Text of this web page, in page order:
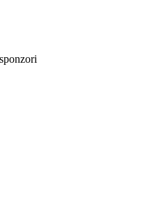
sponzori